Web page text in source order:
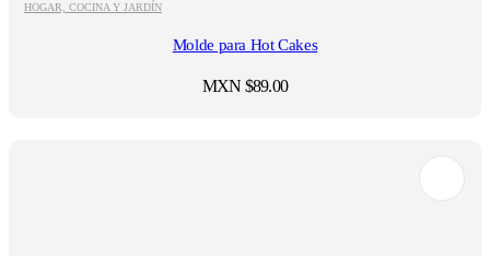
HOGAR, COCINA Y JARDÍN
Molde para Hot Cakes
MXN $89.00